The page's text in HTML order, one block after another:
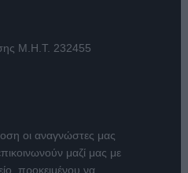
Μ.Η.Τ. 232455
οι αναγνώστες μας
μαζί μας με
προκειμένου να